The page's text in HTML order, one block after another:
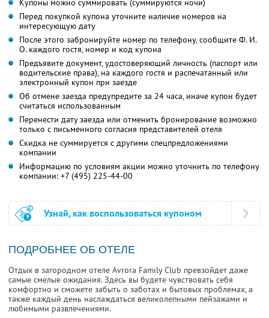
Купоны можно суммировать (суммируются ночи)
Перед покупкой купона уточните наличие номеров на
интересующую дату
После этого забронируйте номер по телефону, сообщите Ф. И.
О. каждого гостя, номер и код купона
Предъявите документ, удостоверяющий личность (паспорт или
водительские права), на каждого гостя и распечатанный или
электронный купон при заезде
Об отмене заезда предупредите за 24 часа, иначе купон будет
считаться использованным
Перенести дату заезда или отменить бронирование возможно
только с письменного согласия представителей отеля
Скидка не суммируется с другими спецпредложениями
компании
Информацию по условиям акции можно уточнить по телефону
компании: +7 (495) 225-44-00
Узнай, как воспользоваться купоном
ПОДРОБНЕЕ ОБ ОТЕЛЕ
Отдых в загородном отеле Avrora Family Club превзойдет даже
самые смелые ожидания. Здесь вы будете чувствовать себя
комфортно и сможете забыть о заботах и бытовых проблемах, а
также каждый день наслаждаться великолепными пейзажами и
любимыми развлечениями.